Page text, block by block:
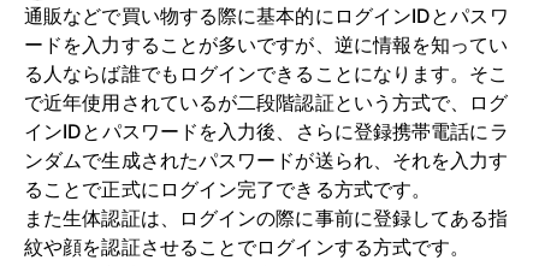
通販などで買い物する際に基本的にログインIDとパスワ
ードを入力することが多いですが、逆に情報を知ってい
る人ならば誰でもログインできることになります。そこ
で近年使用されているが二段階認証という方式で、ログ
インIDとパスワードを入力後、さらに登録携帯電話にラ
ンダムで生成されたパスワードが送られ、それを入力す
ることで正式にログイン完了できる方式です。
また生体認証は、ログインの際に事前に登録してある指
紋や顔を認証させることでログインする方式です。